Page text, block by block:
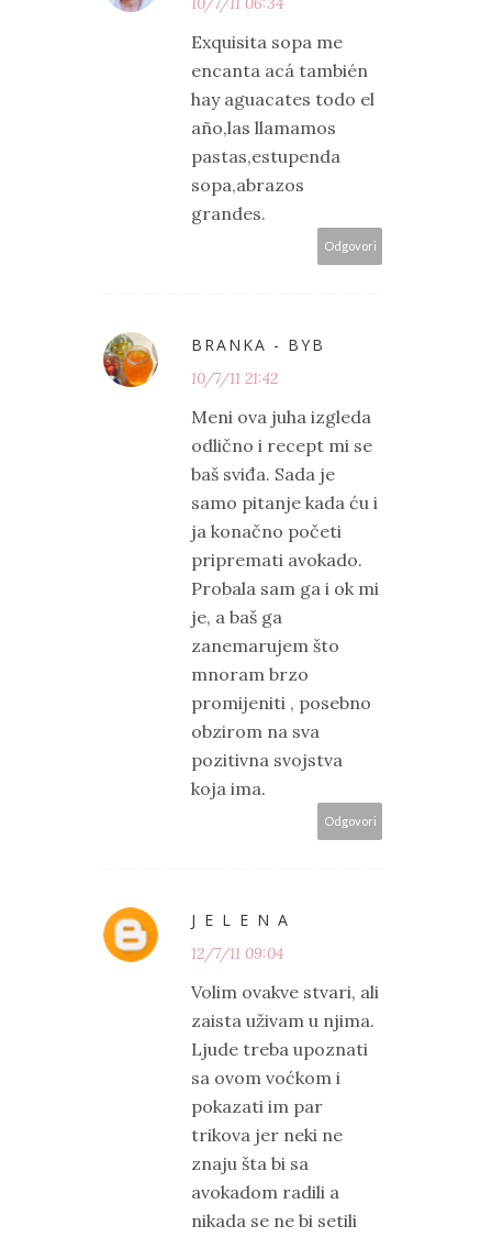
Exquisita sopa me
encanta acá también
hay aguacates todo el
año,las llamamos
pastas,estupenda
sopa,abrazos
grandes.
Odgovori
BRANKA - BYB
10/7/11 21:42
Meni ova juha izgleda
odlično i recept mi se
baš sviđa. Sada je
samo pitanje kada ću i
ja konačno početi
pripremati avokado.
Probala sam ga i ok mi
je, a baš ga
zanemarujem što
mnoram brzo
promijeniti , posebno
obzirom na sva
pozitivna svojstva
koja ima.
Odgovori
J E L E N A
12/7/11 09:04
Volim ovakve stvari, ali
zaista uživam u njima.
Ljude treba upoznati
sa ovom voćkom i
pokazati im par
trikova jer neki ne
znaju šta bi sa
avokadom radili a
nikada se ne bi setili